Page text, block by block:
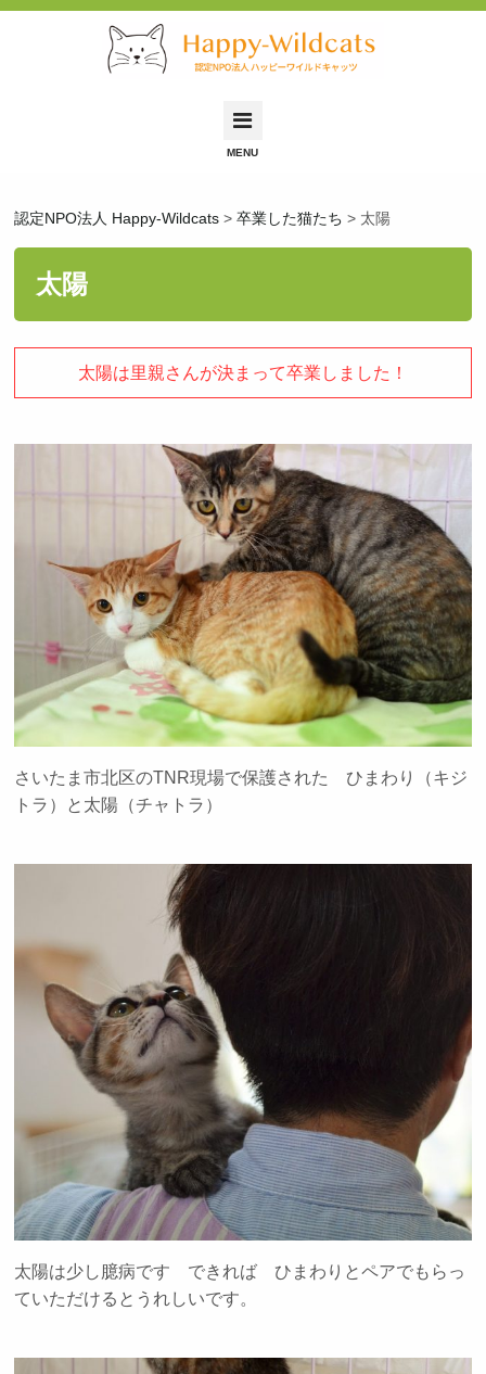
里親希望の方へ
保護依頼について
保護猫ふれあい会
お問い合わせ
認定NPO法人 Happy-Wildcats >卒業した猫たち > 太陽
太陽
太陽は里親さんが決まって卒業しました！
さいたま市北区のTNR現場で保護された ひまわり（キジ
トラ）と太陽（チャトラ）
太陽は少し臆病です できれば ひまわりとペアでもらっ
ていただけるとうれしいです。